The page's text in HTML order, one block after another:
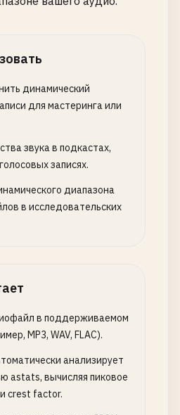
динамический
для мастеринга или
звука в подкастах,
записях.
диапазона
в исследовательских
в поддерживаемом
MP3, WAV, FLAC).
анализирует
astats, вычисляя пиковое
и crest factor.